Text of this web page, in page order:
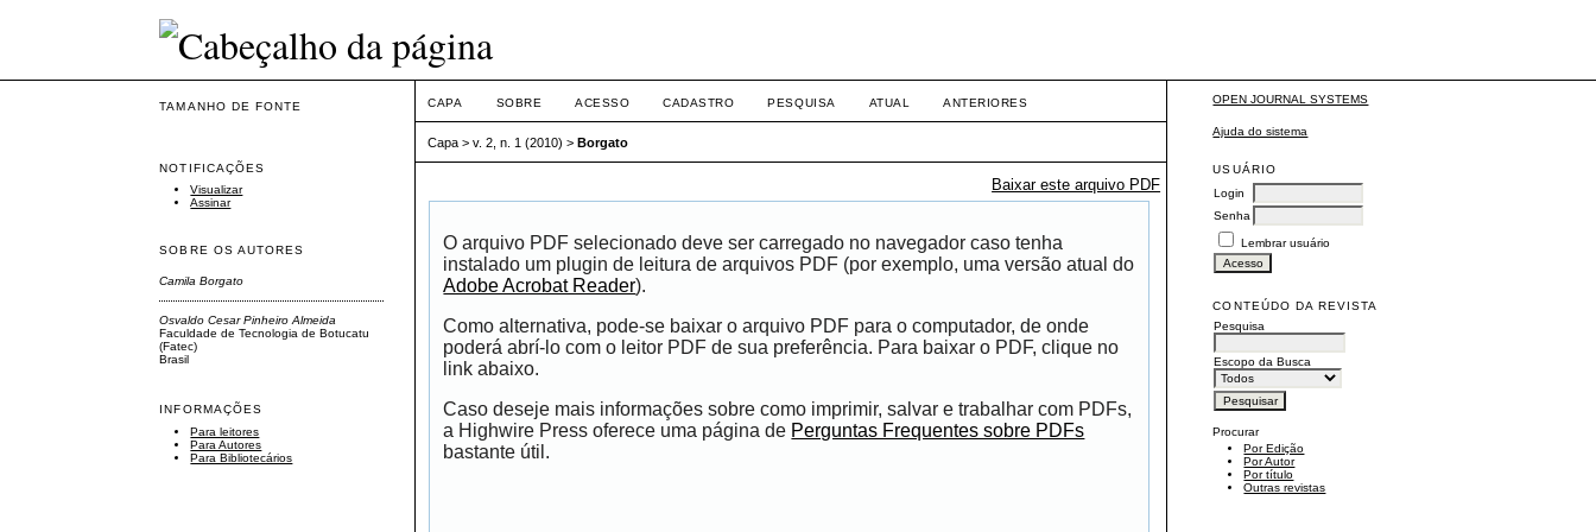
TAMANHO DE FONTE
NOTIFICAÇÕES
Visualizar
Assinar
SOBRE OS AUTORES
Camila Borgato
Osvaldo Cesar Pinheiro Almeida
Faculdade de Tecnologia de Botucatu
(Fatec)
Brasil
INFORMAÇÕES
Para leitores
Para Autores
Para Bibliotecários
OPEN JOURNAL SYSTEMS
Ajuda do sistema
USUÁRIO
Login
Senha
Lembrar usuário
CONTEÚDO DA REVISTA
Pesquisa
Escopo da Busca
Procurar
Por Edição
Por Autor
Por título
Outras revistas
CAPA SOBRE ACESSO CADASTRO PESQUISA ATUAL ANTERIORES
Capa >v. 2, n. 1 (2010) >Borgato
Baixar este arquivo PDF
O arquivo PDF selecionado deve ser carregado no navegador caso tenha
instalado um plugin de leitura de arquivos PDF (por exemplo, uma versão atual do
Adobe Acrobat Reader).
Como alternativa, pode-se baixar o arquivo PDF para o computador, de onde
poderá abrí-lo com o leitor PDF de sua preferência. Para baixar o PDF, clique no
link abaixo.
Caso deseje mais informações sobre como imprimir, salvar e trabalhar com PDFs,
a Highwire Press oferece uma página de Perguntas Frequentes sobre PDFs
bastante útil.